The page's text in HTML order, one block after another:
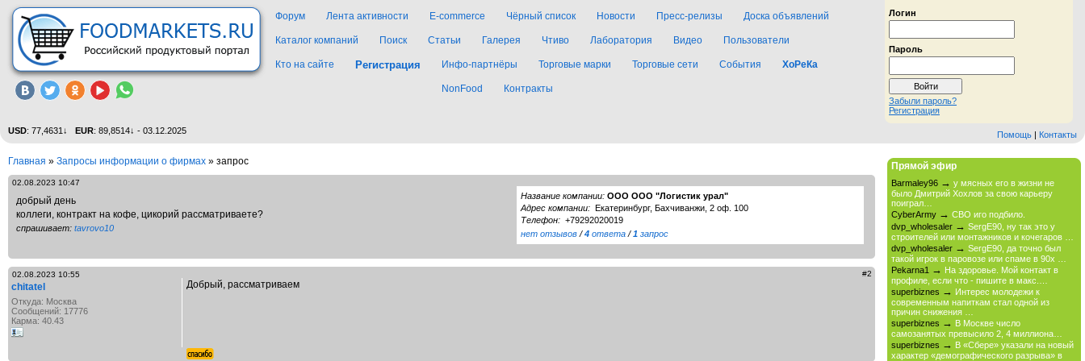
Логин
Пароль
Забыли пароль?
Регистрация
Форум Лента активности E-commerce Чёрный список Новости Пресс-релизы Доска объявлений
Каталог компаний Поиск Статьи Галерея Чтиво Лаборатория Видео Пользователи
Кто на сайте Регистрация Инфо-партнёры Торговые марки Торговые сети События ХоРеКа
NonFood Контракты
Помощь | Контакты
USD: 77,4631↓ EUR: 89,8514↓ - 03.12.2025
Главная » Запросы информации о фирмах » запрос
02.08.2023 10:47
добрый день
коллеги, контракт на кофе, цикорий рассматриваете?
спрашивает: tavrovo10
Название компании: ООО ООО "Логистик урал"
Адрес компании: Екатеринбург, Бахчиванжи, 2 оф. 100
Телефон: +79292020019
нет отзывов /4 ответа /1 запрос
#2
02.08.2023 10:55
chitatel
Откуда: Москва
Сообщений: 17776
Карма: 40.43
Добрый, рассматриваем
Прямой эфир
Barmaley96 → у мясных его в жизни не
было Дмитрий Хохлов за свою карьеру
поиграл…
CyberArmy → СВО иго подбило.
dvp_wholesaler → SergE90, ну так это у
строителей или монтажников и кочегаров …
dvp_wholesaler → SergE90, да точно был
такой игрок в паровозе или спаме в 90х …
Pekarna1 → На здоровье. Мой контакт в
профиле, если что - пишите в макс.…
superbiznes → Интерес молодежи к
современным напиткам стал одной из
причин снижения …
superbiznes → В Москве число
самозанятых превысило 2, 4 миллиона…
superbiznes → В «Сбере» указали на новый
характер «демографического разрыва» в